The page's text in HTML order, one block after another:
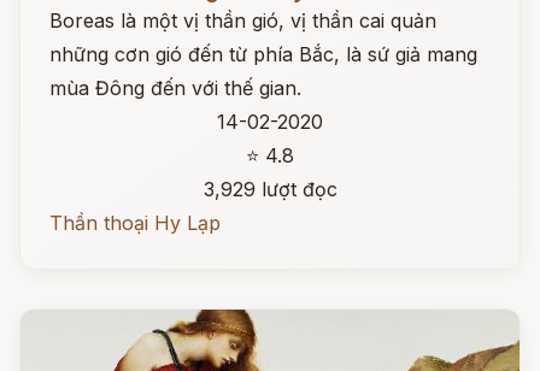
Boreas là một vị thần gió, vị thần cai quản
những cơn gió đến từ phía Bắc, là sứ giả mang
mùa Đông đến với thế gian.
14-02-2020
⭐ 4.8
3,929 lượt đọc
Thần thoại Hy Lạp